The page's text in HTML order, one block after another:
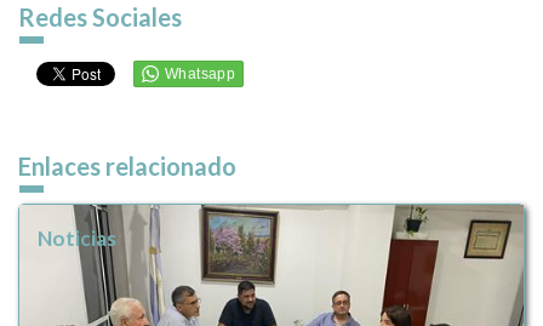
Redes Sociales
Enlaces relacionado
Noticias